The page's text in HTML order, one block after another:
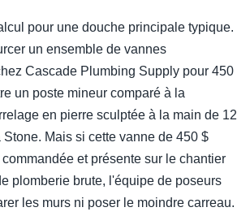
pour une douche principale typique.
un ensemble de vannes
Cascade Plumbing Supply pour 450
un poste mineur comparé à la
en pierre sculptée à la main de 12
Mais si cette vanne de 450 $
et présente sur le chantier
plomberie brute, l'équipe de poseurs
les murs ni poser le moindre carreau.